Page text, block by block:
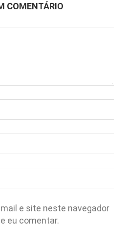
COMENTÁRIO
e site neste navegador
eu comentar.